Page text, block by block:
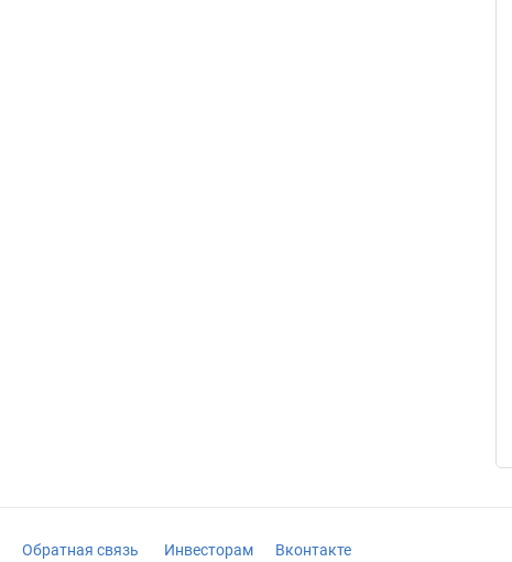
Обратная связь Инвесторам Вконтакте